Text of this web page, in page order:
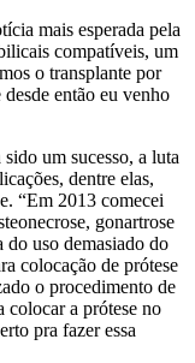
mais esperada pela
compatíveis, um
o transplante por
então eu venho
um sucesso, a luta
dentre elas,
“Em 2013 comecei
gonartrose
do uso demasiado do
colocação de prótese
o procedimento de
colocar a prótese no
pra fazer essa